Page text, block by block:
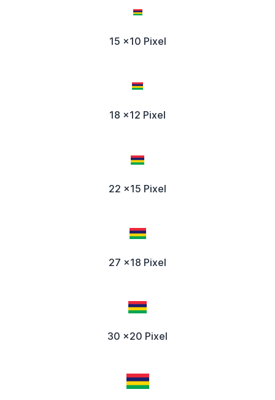
15 x10 Pixel
18 x12 Pixel
22 x15 Pixel
27 x18 Pixel
30 x20 Pixel